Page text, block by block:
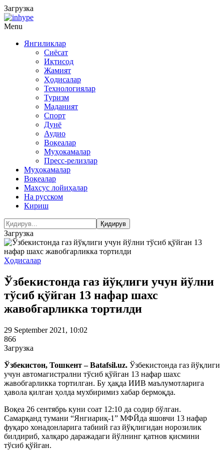
Загрузка
Menu
Янгиликлар
Сиёсат
Иқтисод
Жамият
Ҳодисалар
Технологиялар
Туризм
Маданият
Спорт
Дунё
Аудио
Воқеалар
Муҳокамалар
Пресс-релизлар
Муҳокамалар
Воқеалар
Махсус лойиҳалар
На русском
Кириш
Загрузка
Ҳодисалар
Ўзбекистонда газ йўқлиги учун йўлни
тўсиб қўйган 13 нафар шахс
жавобгарликка тортилди
29 September 2021, 10:02
866
Загрузка
Ўзбекистон, Тошкент – Batafsil.uz. Ўзбекистонда газ йўқлиги
учун автомагистрални тўсиб қўйган 13 нафар шахс
жавобгарликка тортилган. Бу ҳақда ИИВ маълумотларига
ҳавола қилган ҳолда мухбиримиз хабар бермоқда.
Воқеа 26 сентябрь куни соат 12:10 да содир бўлган.
Самарқанд тумани “Янгиариқ-1” МФЙда яшовчи 13 нафар
фуқаро хонадонларига табиий газ йўқлигидан норозилик
билдириб, халқаро даражадаги йўлнинг қатнов қисмини
тўсиб қўйган.